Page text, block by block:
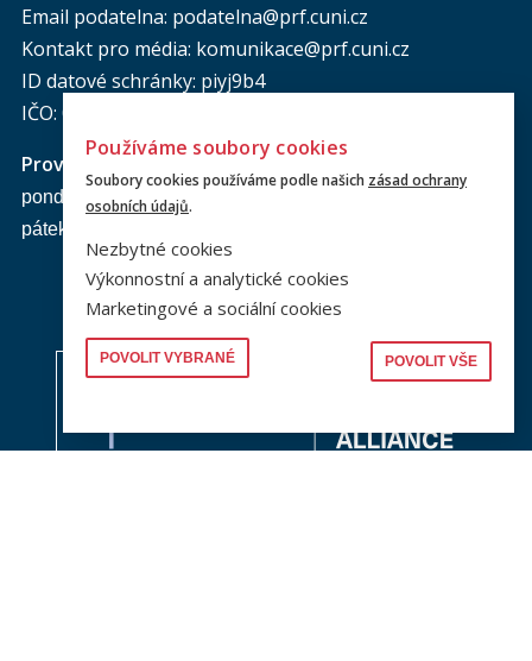
Email podatelna: podatelna@prf.cuni.cz
Kontakt pro média: komunikace@prf.cuni.cz
ID datové schránky: piyj9b4
IČO: 00216208
Provozní doba
podatelny PF UK
pondělí až čtvrtek: od 9.00 do 16.00 hod.
pátek: od 9.00 do 15.00 hod.
Používáme soubory cookies
Soubory cookies používáme podle našich zásad ochrany
osobních údajů.
Nezbytné cookies
Výkonnostní a analytické cookies
Marketingové a sociální cookies
POVOLIT VYBRANÉ POVOLIT VŠE